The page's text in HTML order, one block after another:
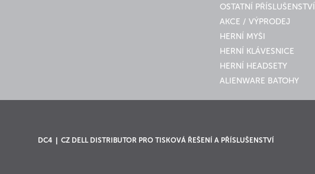
OSTATNÍ PŘÍSLUŠENSTVÍ
AKCE / VÝPRODEJ
HERNÍ MYŠI
HERNÍ KLÁVESNICE
HERNÍ HEADSETY
ALIENWARE BATOHY
DC4 | CZ DELL DISTRIBUTOR PRO TISKOVÁ ŘEŠENÍ A PŘÍSLUŠENSTVÍ